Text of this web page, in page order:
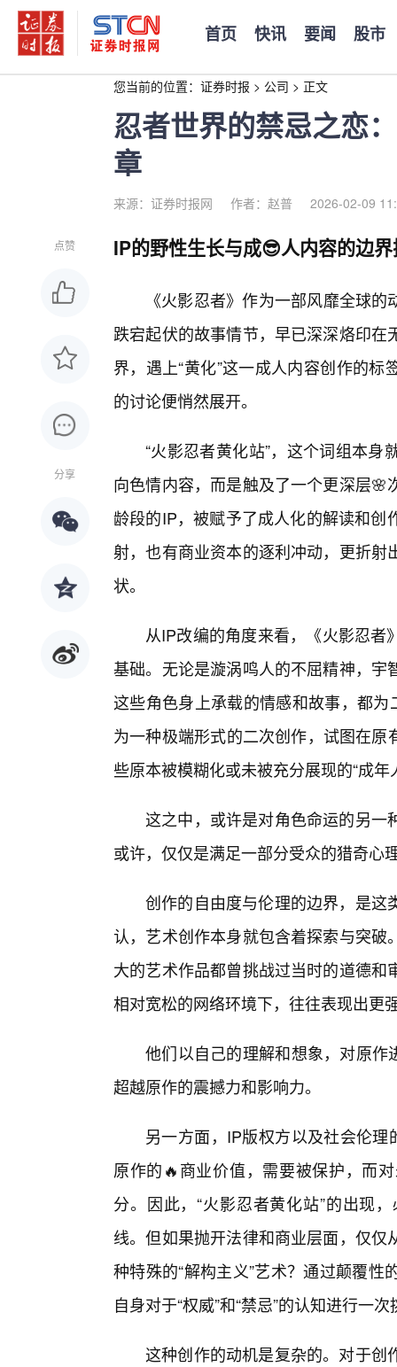
首页 快讯 要闻 股市
您当前的位置： 证券时报 > 公司 > 正文
忍者世界的禁忌之恋
章
来源：证券时报网 作者：赵普 2026-02-09
点赞
分享
IP的野性生长与成😎人内容的边
《火影忍者》作为一部风靡全球
跌宕起伏的故事情节，早已深深烙印
界，遇上“黄化”这一成人内容创作的
的讨论便悄然展开。
“火影忍者黄化站”，这个词组本
向色情内容，而是触及了一个更深层
龄段的IP，被赋予了成人化的解读和
射，也有商业资本的逐利冲动，更折
状。
从IP改编的角度来看，《火影忍者
基础。无论是漩涡鸣人的不屈精神，
这些角色身上承载的情感和故事，都
为一种极端形式的二次创作，试图在
些原本被模糊化或未被充分展现的“成年
这之中，或许是对角色命运的另一
或许，仅仅是满足一部分受众的猎奇心
创作的自由度与伦理的边界，是这
认，艺术创作本身就包含着探索与突
大的艺术作品都曾挑战过当时的道德
相对宽松的网络环境下，往往表现出更
他们以自己的理解和想象，对原作
超越原作的震撼力和影响力。
另一方面，IP版权方以及社会伦理
原作的🔥商业价值，需要被保护，而
分。因此，“火影忍者黄化站”的出现
线。但如果抛开法律和商业层面，仅
种特殊的“解构主义”艺术？通过颠覆
自身对于“权威”和“禁忌”的认知进行一
这种创作的动机是复杂的。对于创